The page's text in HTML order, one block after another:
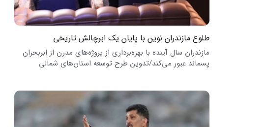
طلوع مازندران نوین با پایان یک ابرچالش تاریخی
مازندران سال آینده با بهره‌برداری از پروژه‌های مدرن از ابربحران
پسماند عبور می‌کند/تدوین طرح توسعه استان‌های شمالی